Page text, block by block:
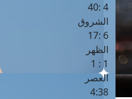
4 :40
الشروق
6 :17
الظهر
1 : 1
العصر
4:38